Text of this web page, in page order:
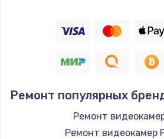
Ремонт популярных
Ремонт
Ремонт видеокамер